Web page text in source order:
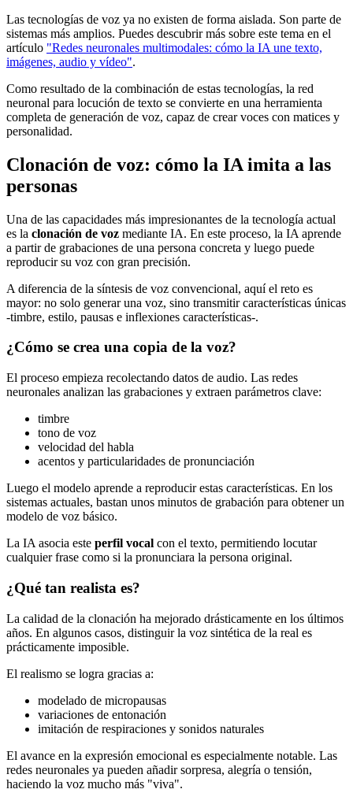
Las tecnologías de voz ya no existen de forma aislada. Son parte de
sistemas más amplios. Puedes descubrir más sobre este tema en el
artículo "Redes neuronales multimodales: cómo la IA une texto,
imágenes, audio y vídeo".
Como resultado de la combinación de estas tecnologías, la red
neuronal para locución de texto se convierte en una herramienta
completa de generación de voz, capaz de crear voces con matices y
personalidad.
Clonación de voz: cómo la IA imita a las
personas
Una de las capacidades más impresionantes de la tecnología actual
es la clonación de voz mediante IA. En este proceso, la IA aprende
a partir de grabaciones de una persona concreta y luego puede
reproducir su voz con gran precisión.
A diferencia de la síntesis de voz convencional, aquí el reto es
mayor: no solo generar una voz, sino transmitir características únicas
-timbre, estilo, pausas e inflexiones características-.
¿Cómo se crea una copia de la voz?
El proceso empieza recolectando datos de audio. Las redes
neuronales analizan las grabaciones y extraen parámetros clave:
timbre
tono de voz
velocidad del habla
acentos y particularidades de pronunciación
Luego el modelo aprende a reproducir estas características. En los
sistemas actuales, bastan unos minutos de grabación para obtener un
modelo de voz básico.
La IA asocia este perfil vocal con el texto, permitiendo locutar
cualquier frase como si la pronunciara la persona original.
¿Qué tan realista es?
La calidad de la clonación ha mejorado drásticamente en los últimos
años. En algunos casos, distinguir la voz sintética de la real es
prácticamente imposible.
El realismo se logra gracias a:
modelado de micropausas
variaciones de entonación
imitación de respiraciones y sonidos naturales
El avance en la expresión emocional es especialmente notable. Las
redes neuronales ya pueden añadir sorpresa, alegría o tensión,
haciendo la voz mucho más "viva".